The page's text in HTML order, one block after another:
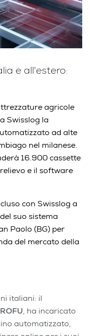
e all'estero:
agricole
Swisslog la
ad alte
nel milanese.
16.900 cassette
e il software
con Swisslog a
suo sistema
Paolo (BG) per
del mercato della
italiani: il
ROFU, ha incaricato
automatizzato,